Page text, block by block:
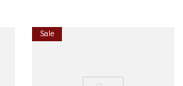
Sale